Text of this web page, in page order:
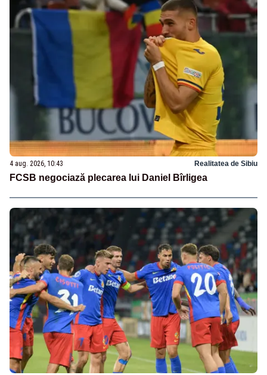
4 aug. 2026, 10:43 Realitatea de Sibiu
FCSB negociază plecarea lui Daniel Bîrligea